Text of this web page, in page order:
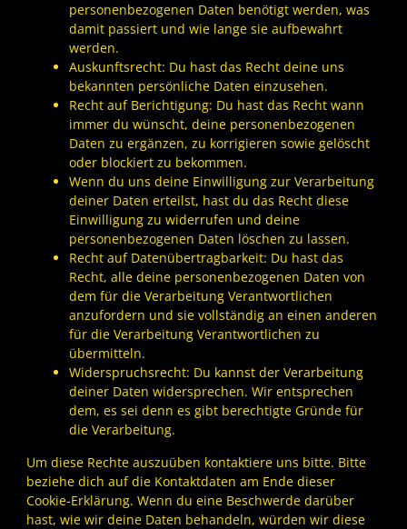
personenbezogenen Daten benötigt werden, was
damit passiert und wie lange sie aufbewahrt
werden.
Auskunftsrecht: Du hast das Recht deine uns
bekannten persönliche Daten einzusehen.
Recht auf Berichtigung: Du hast das Recht wann
immer du wünscht, deine personenbezogenen
Daten zu ergänzen, zu korrigieren sowie gelöscht
oder blockiert zu bekommen.
Wenn du uns deine Einwilligung zur Verarbeitung
deiner Daten erteilst, hast du das Recht diese
Einwilligung zu widerrufen und deine
personenbezogenen Daten löschen zu lassen.
Recht auf Datenübertragbarkeit: Du hast das
Recht, alle deine personenbezogenen Daten von
dem für die Verarbeitung Verantwortlichen
anzufordern und sie vollständig an einen anderen
für die Verarbeitung Verantwortlichen zu
übermitteln.
Widerspruchsrecht: Du kannst der Verarbeitung
deiner Daten widersprechen. Wir entsprechen
dem, es sei denn es gibt berechtigte Gründe für
die Verarbeitung.
Um diese Rechte auszuüben kontaktiere uns bitte. Bitte
beziehe dich auf die Kontaktdaten am Ende dieser
Cookie-Erklärung. Wenn du eine Beschwerde darüber
hast, wie wir deine Daten behandeln, würden wir diese